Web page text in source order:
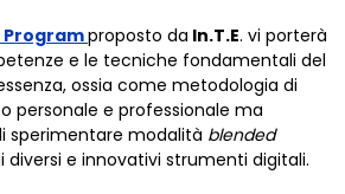
proposto da In.T.E. vi porterà
e le tecniche fondamentali del
ossia come metodologia di
personale e professionale ma
sperimentare modalità blended
diversi e innovativi strumenti digitali.